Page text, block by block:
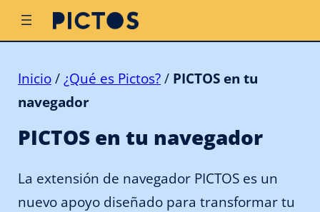
Inicio/¿Qué es Pictos?/ PICTOS en tu
navegador
PICTOS en tu navegador
La extensión de navegador PICTOS es un
nuevo apoyo diseñado para transformar tu